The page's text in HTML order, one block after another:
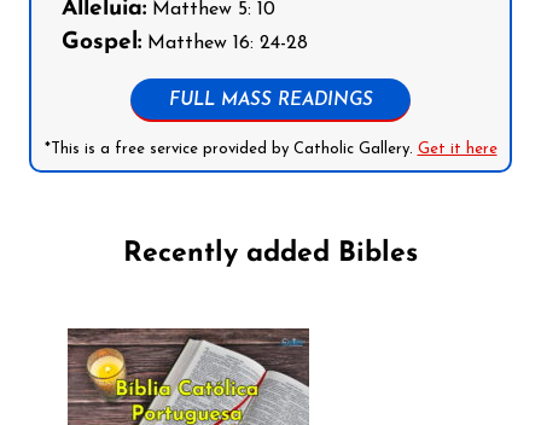
Alleluia: Matthew 5: 10
Gospel: Matthew 16: 24-28
FULL MASS READINGS
*This is a free service provided by Catholic Gallery. Get it here
Recently added Bibles